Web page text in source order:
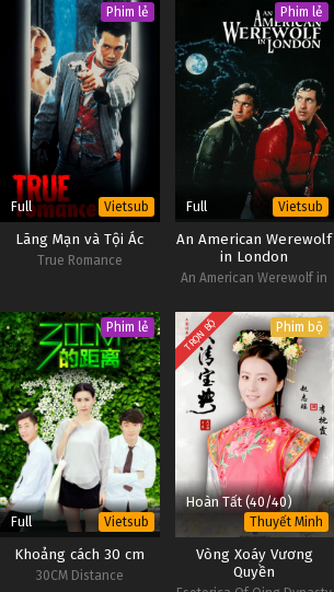
Phim lẻ
Full Vietsub
Lãng Mạn và Tội Ác
True Romance
Phim lẻ
Full Vietsub
An American Werewolf
in London
An American Werewolf in
Phim lẻ
Full Vietsub
Khoảng cách 30 cm
30CM Distance
TRỌN BỘ Phim bộ
Hoàn Tất (40/40)
Thuyết Minh
Vòng Xoáy Vương
Quyền